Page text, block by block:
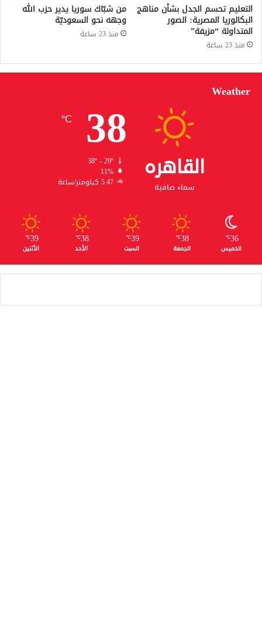
التعليم تحسم الجدل بشأن مناهج
البكالوريا المصرية: الصور
المتداولة “مزيفة”
منذ 23 ساعة
من شبّاك سوريا يدير حزب الله
وجهه نحو السعوديّة
منذ 23 ساعة
Weather
القاهره
سماء صافية
38
℃
38º - 29º
11%
5.47 كيلومتر/ساعة
36
℃
الخميس
38
℃
الجمعة
39
℃
السبت
38
℃
الأحد
39
℃
الأثنين